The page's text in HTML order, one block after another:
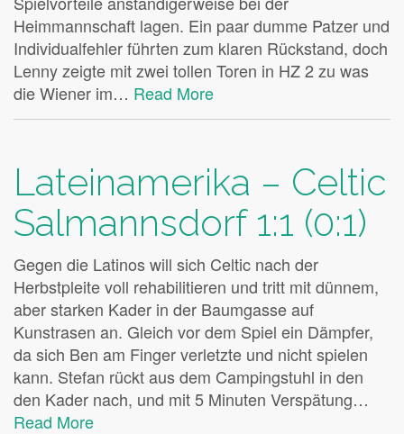
Heimmannschaft lagen. Ein paar dumme Patzer und
Individualfehler führten zum klaren Rückstand, doch
Lenny zeigte mit zwei tollen Toren in HZ 2 zu was
die Wiener im… Read More
Lateinamerika – Celtic
Salmannsdorf 1:1 (0:1)
Gegen die Latinos will sich Celtic nach der
Herbstpleite voll rehabilitieren und tritt mit dünnem,
aber starken Kader in der Baumgasse auf
Kunstrasen an. Gleich vor dem Spiel ein Dämpfer,
da sich Ben am Finger verletzte und nicht spielen
kann. Stefan rückt aus dem Campingstuhl in den
den Kader nach, und mit 5 Minuten Verspätung…
Read More